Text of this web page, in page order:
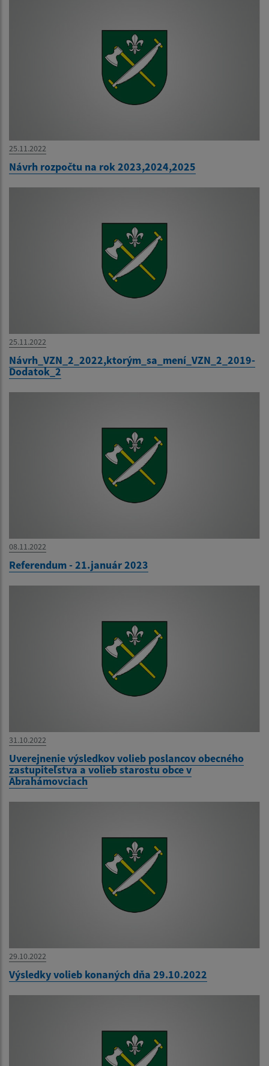
25.11.2022
Návrh rozpočtu na rok 2023,2024,2025
25.11.2022
Návrh_VZN_2_2022,ktorým_sa_mení_VZN_2_2019-
Dodatok_2
08.11.2022
Referendum - 21.január 2023
31.10.2022
Uverejnenie výsledkov volieb poslancov obecného
zastupiteľstva a volieb starostu obce v
Abrahámovciach
29.10.2022
Výsledky volieb konaných dňa 29.10.2022